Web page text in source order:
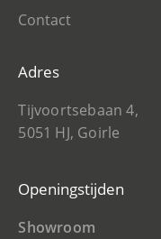
Contact
Adres
Tijvoortsebaan 4,
5051 HJ, Goirle
Openingstijden
Showroom